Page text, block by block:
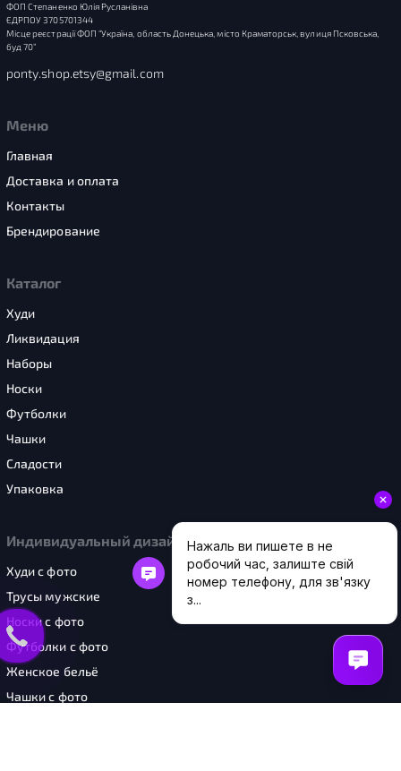
ФОП Степаненко Юлія Русланівна
ЄДРПОУ 3705701344
Місце реєстрації ФОП “Україна, область Донецька, місто Краматорськ, вулиця Псковська,
буд 70”
ponty.shop.etsy@gmail.com
Меню
Главная
Доставка и оплата
Контакты
Брендирование
Каталог
Худи
Ликвидация
Наборы
Носки
Футболки
Чашки
Сладости
Упаковка
Индивидуальный дизайн
Худи с фото
Трусы мужские
Носки с фото
Футболки с фото
Женское бельё
Чашки с фото